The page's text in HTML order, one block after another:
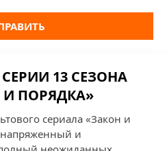
13 СЕЗОНА
ПОРЯДКА»
сериала «Закон и
напряженный и